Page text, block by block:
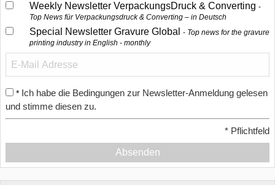
Weekly Newsletter VerpackungsDruck & Converting
Top News für Verpackungsdruck & Converting – in Deutsch
Special Newsletter Gravure Global
Top news for the gravure
printing industry in English - monthly
* Ich habe die Bedingungen zur Newsletter-Anmeldung gelesen
und stimme diesen zu.
* Pflichtfeld
Absenden